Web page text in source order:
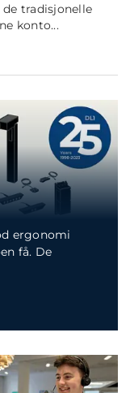
tradisjonelle
konto...
ergonomi
få. De